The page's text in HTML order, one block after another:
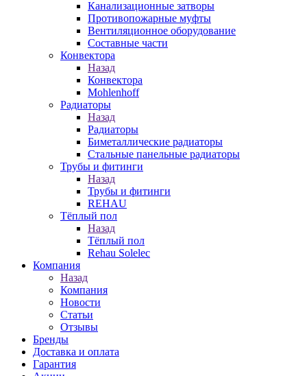
Канализационные затворы
Противопожарные муфты
Вентиляционное оборудование
Составные части
Конвектора
Назад
Конвектора
Mohlenhoff
Радиаторы
Назад
Радиаторы
Биметаллические радиаторы
Стальные панельные радиаторы
Трубы и фитинги
Назад
Трубы и фитинги
REHAU
Тёплый пол
Назад
Тёплый пол
Rehau Solelec
Компания
Назад
Компания
Новости
Статьи
Отзывы
Бренды
Доставка и оплата
Гарантия